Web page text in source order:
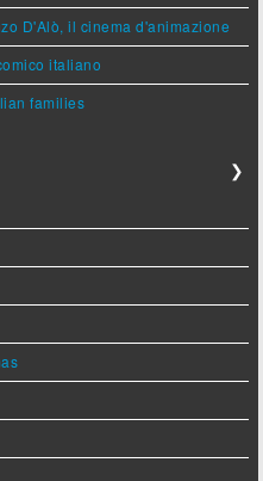
D'Alò, il cinema d'animazione
italiano
families
❯